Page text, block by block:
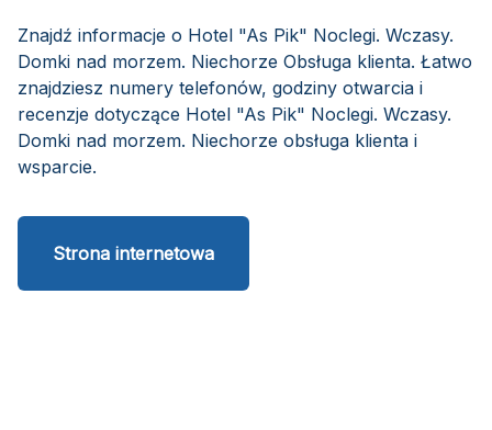
Znajdź informacje o Hotel "As Pik" Noclegi. Wczasy.
Domki nad morzem. Niechorze Obsługa klienta. Łatwo
znajdziesz numery telefonów, godziny otwarcia i
recenzje dotyczące Hotel "As Pik" Noclegi. Wczasy.
Domki nad morzem. Niechorze obsługa klienta i
wsparcie.
Strona internetowa